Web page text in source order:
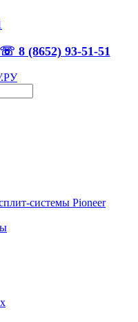
☏ 8 (8652) 93-51-51
системы Pioneer